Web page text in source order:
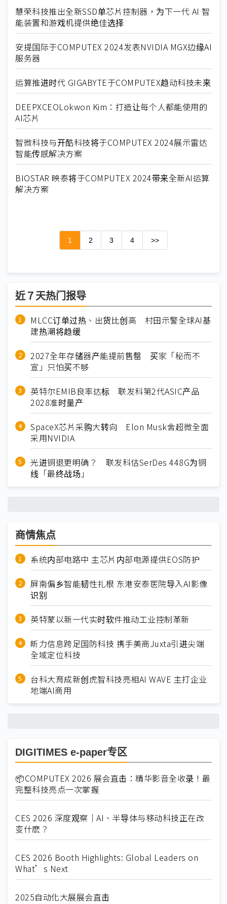
慧荣科技推出全新SSD单芯片控制器，为下一代 AI 智
能装置和游戏机提供绝佳选择
安提国际于COMPUTEX 2024发表NVIDIA MGX边缘AI
服务器
运算推进时代 GIGABYTE于COMPUTEX趋动科技未来
DEEPXCEOLokwon Kim：打造让每个人都能使用的
AI芯片
智微科技与开酷科技将于COMPUTEX 2024展示雷达
智能传感解决方案
BIOSTAR 映泰将于COMPUTEX 2024带来全新AI运算
解决方案
1 2 3 4 >>
近７天热门报导
MLCC订单过热、出货比创高 村田示警全球AI基
建热潮将趋缓
2027全年存储器产能提前售罄 买家「秘而不
宣」只怕买不够
英特尔EMIB良率达标 联发科第2代ASIC产品
2028准时量产
SpaceX芯片采购大转向 Elon Musk舍超微全面
采用NVIDIA
光进铜退更明确？ 联发科估SerDes 448G为铜
线「最终战场」
商情焦点
系统内部电路中 主芯片内部电源提供EOS防护
屏南偏乡智能韧性扎根 东港安泰医院导入AI影像
识别
英特蒙以新一代实时软件推动工业控制革新
昕力信息跨足国防科技 携手美商Juxta引进尖端
全域定位科技
台科大育成新创虎智科技亮相AI WAVE 主打企业
地端AI商用
DIGITIMES e-paper专区
📦COMPUTEX 2026 展会直击：精华影音全收录！最
完整科技亮点一次掌握
CES 2026 深度观察｜AI、半导体与移动科技正在改
变什麽？
CES 2026 Booth Highlights: Global Leaders on
What’s Next
2025自动化大展展会直击